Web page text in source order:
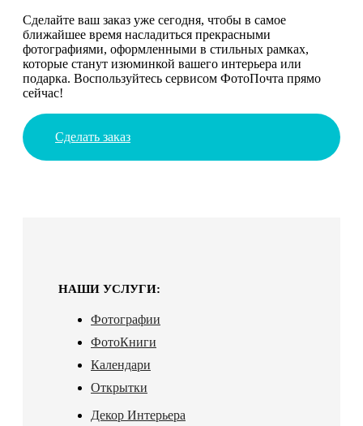
Сделайте ваш заказ уже сегодня, чтобы в самое
ближайшее время насладиться прекрасными
фотографиями, оформленными в стильных рамках,
которые станут изюминкой вашего интерьера или
подарка. Воспользуйтесь сервисом ФотоПочта прямо
сейчас!
Сделать заказ
НАШИ УСЛУГИ:
Фотографии
ФотоКниги
Календари
Открытки
Декор Интерьера